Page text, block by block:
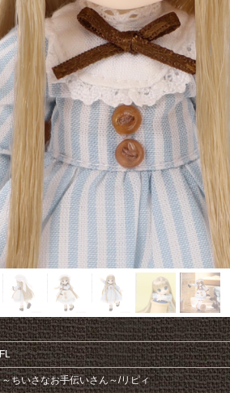
ちいさなお手伝いさん～/リピィ